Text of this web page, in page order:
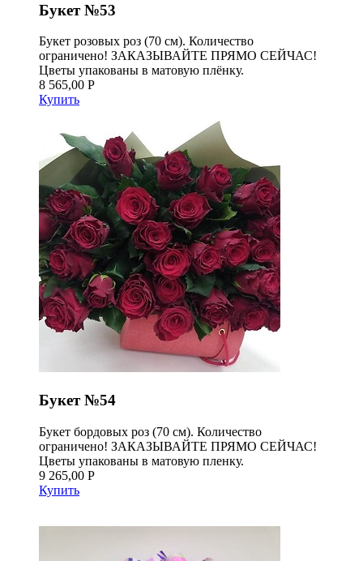
Букет №53
Букет розовых роз (70 см). Количество
ограничено! ЗАКАЗЫВАЙТЕ ПРЯМО СЕЙЧАС!
Цветы упакованы в матовую плёнку.
8 565,00 Р
Купить
Букет №54
Букет бордовых роз (70 см). Количество
ограничено! ЗАКАЗЫВАЙТЕ ПРЯМО СЕЙЧАС!
Цветы упакованы в матовую пленку.
9 265,00 Р
Купить